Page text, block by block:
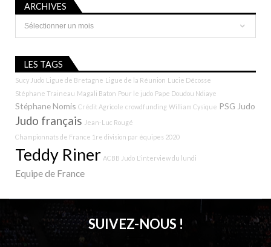
ARCHIVES
Archives
LES TAGS
Sucy Judo Ligue de Bretagne Ligue de la Réunion Lucie Décosse
Stéphane Traineau Magali Baton Pour le judo Pape Doudou Ndiaye
Stéphane Nomis Crédit Agricole crowdfunding William Cysique PSG Judo
Judo français Jean-Luc Rougé
Championnats de France 1re division par équipes 2020
Teddy Riner ACBB Judo L'interview du lundi
Equipe de France
SUIVEZ-NOUS !